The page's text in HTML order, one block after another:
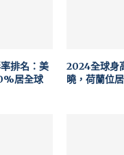
排名：美
居全球
2024全球身
曉，荷蘭位